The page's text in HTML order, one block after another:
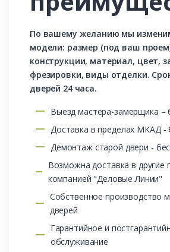
По вашему желанию мы
модели: размер (под ваш
конструкции, материал, цвет,
фрезировки, виды отделки.
дверей 24 часа.
Выезд мастера-замерщика –
Доставка в пределах МКАД -
Демонтаж старой двери -
Возможна доставка в другие
компанией "Деловые Линии"
Собственное производство
дверей
Гарантийное и
обслуживание